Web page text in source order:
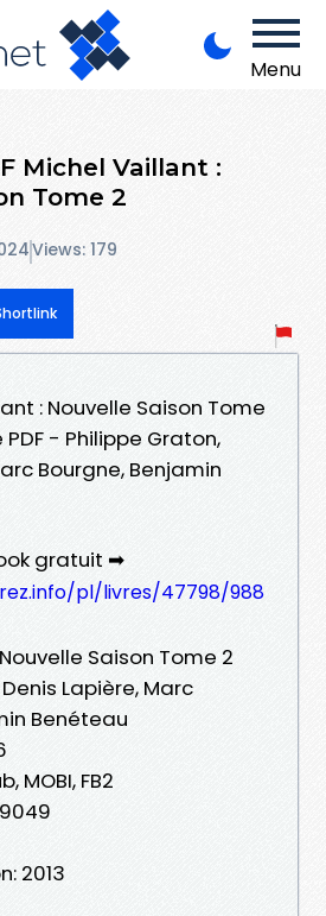
Menu
Michel Vaillant :
Tome 2
Views: 179
: Nouvelle Saison Tome
- Philippe Graton,
Bourgne, Benjamin
gratuit ➡
pl/livres/47798/988
Saison Tome 2
Lapière, Marc
Benéteau
MOBI, FB2
2013